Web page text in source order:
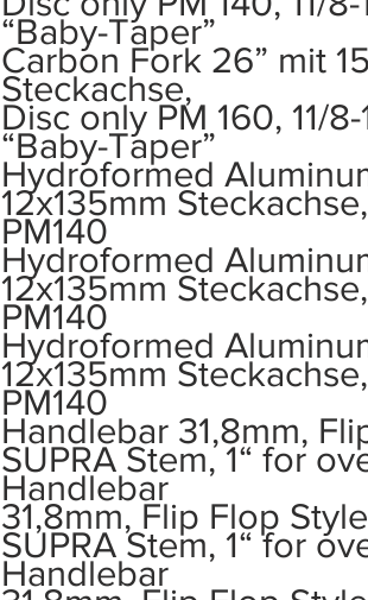
“Baby-Taper”
Carbon Fork 26” mit
Steckachse,
Disc only PM 160, 11/8-
“Baby-Taper”
Hydroformed
12x135mm
PM140
Hydroformed
12x135mm
PM140
Hydroformed
12x135mm
PM140
Handlebar 31,8mm,
SUPRA Stem, 1“ for
Handlebar
31,8mm, Flip Flop Style
SUPRA Stem, 1“ for
Handlebar